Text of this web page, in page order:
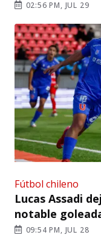
02:56 PM, JUL 29
Fútbol chileno
Lucas Assadi
notable
09:54 PM, JUL 28